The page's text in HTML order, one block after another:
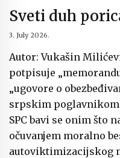
Sveti duh
3. July 2026.
Autor: Vukašin
potpisuje
„ugovore o
srpskim
SPC bavi se onim što
očuvanjem moralno
autoviktimizacijskog